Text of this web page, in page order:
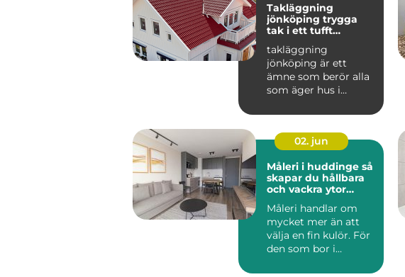
Takläggning
jönköping trygga
tak i ett tufft
takläggning
jönköping är ett
ämne som berör alla
som äger hus i
Taket är huset...
02. jun
Måleri i huddinge så
skapar du hållbara
och vackra ytor
Måleri handlar om
mycket mer än att
välja en fin kulör. För
den som bor i